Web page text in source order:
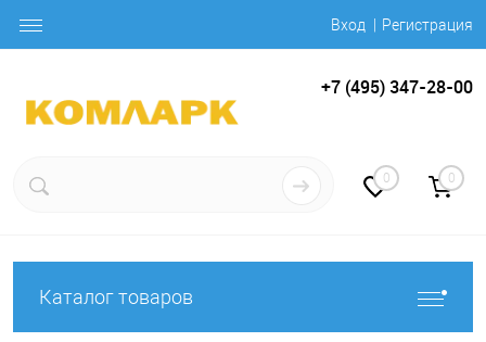
Вход Регистрация
+7 (495) 347-28-00
0 0
Каталог товаров